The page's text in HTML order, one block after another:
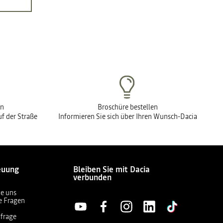
der Straße
Broschüre bestellen
Informieren Sie sich über Ihren Wunsch-Dacia
uns
Fragen
Bleiben Sie mit Dacia
verbunden